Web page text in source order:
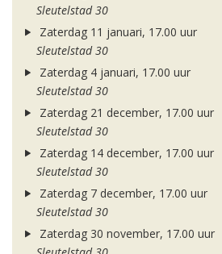
Sleutelstad 30
Zaterdag 11 januari, 17.00 uur
Sleutelstad 30
Zaterdag 4 januari, 17.00 uur
Sleutelstad 30
Zaterdag 21 december, 17.00 uur
Sleutelstad 30
Zaterdag 14 december, 17.00 uur
Sleutelstad 30
Zaterdag 7 december, 17.00 uur
Sleutelstad 30
Zaterdag 30 november, 17.00 uur